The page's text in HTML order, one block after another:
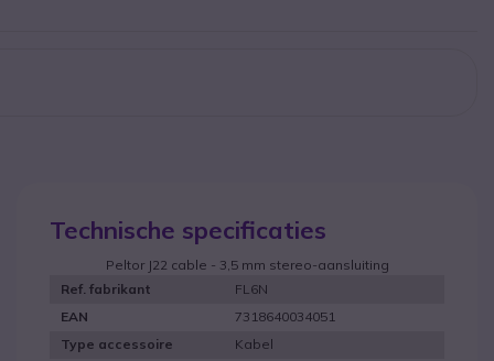
Technische specificaties
Peltor J22 cable - 3,5 mm stereo-aansluiting
Ref. fabrikant
FL6N
EAN
7318640034051
Type accessoire
Kabel